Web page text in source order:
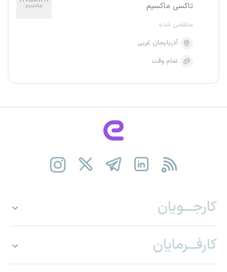
تاکسی ماکسیم
منقضی شده
آذربایجان غربی
تمام وقت
کارجـــویان
کارفـــرمایان